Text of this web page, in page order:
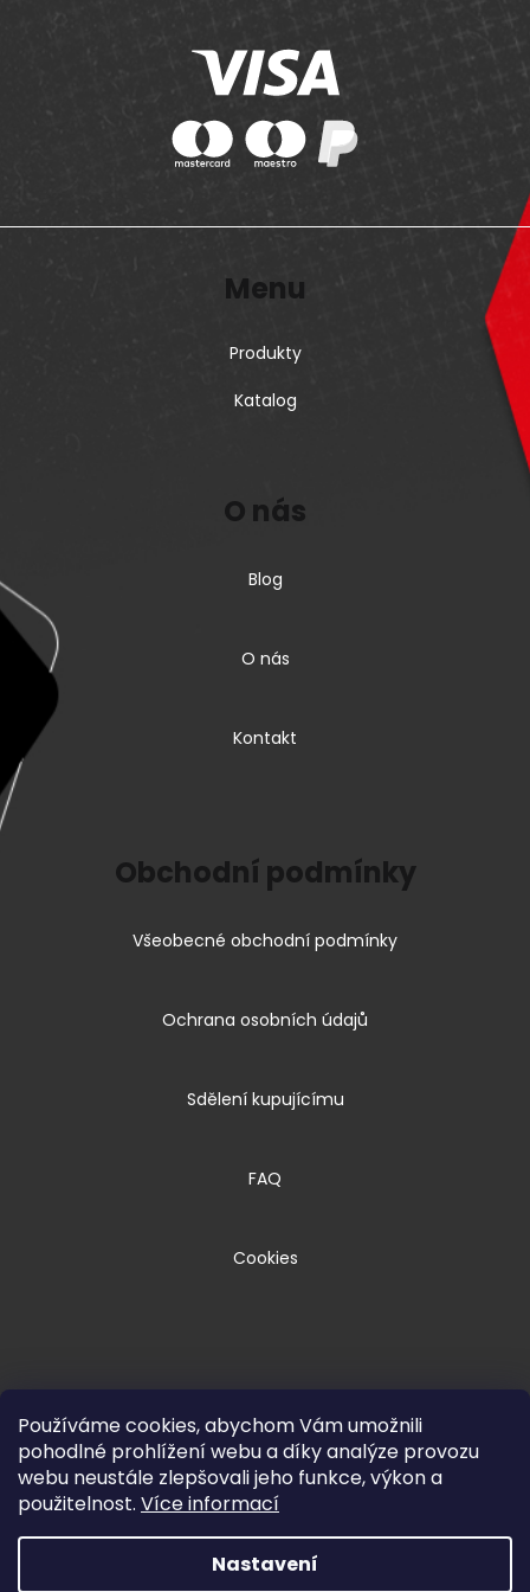
Používáme cookies, abychom Vám umožnili
pohodlné prohlížení webu a díky analýze provozu
webu neustále zlepšovali jeho funkce, výkon a
použitelnost. Více informací
Nastavení
Menu
Produkty
Katalog
O nás
Blog
O nás
Kontakt
Obchodní podmínky
Všeobecné obchodní podmínky
Ochrana osobních údajů
Sdělení kupujícímu
FAQ
Cookies
Copyright 2026HPM TEC, s.r.o.
. Všechna